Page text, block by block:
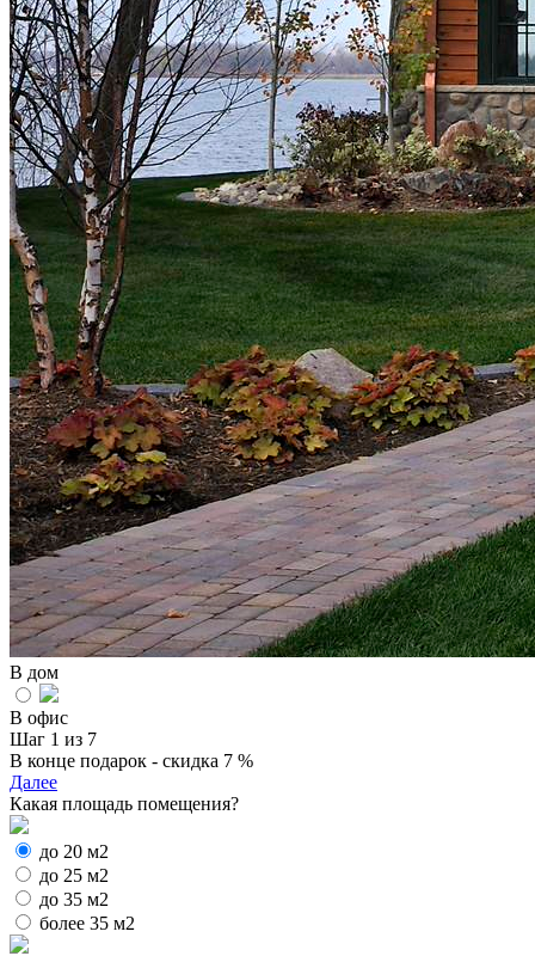
В дом
В офис
Шаг 1 из 7
В конце подарок - скидка 7 %
Далее
Какая площадь помещения?
до 20 м2
до 25 м2
до 35 м2
более 35 м2